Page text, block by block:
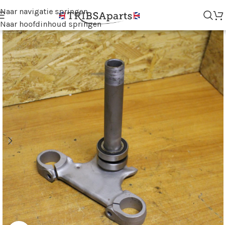
Naar navigatie springen
Naar hoofdinhoud springen